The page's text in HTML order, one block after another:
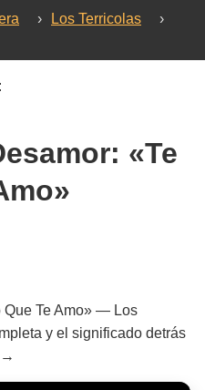
› Los Terricolas
›
«Te
Que Te Amo» — Los
y el significado detrás
→